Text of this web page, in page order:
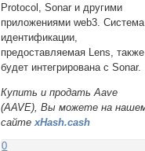
Protocol, Sonar и другими
приложениями web3. Система
идентификации,
предоставляемая Lens, также
будет интегрирована с Sonar.
Купить и продать Aave
(AAVE), Вы можете на
сайтеxHash.cash
0